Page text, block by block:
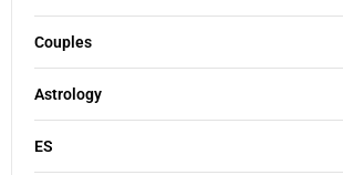
Couples
Astrology
ES